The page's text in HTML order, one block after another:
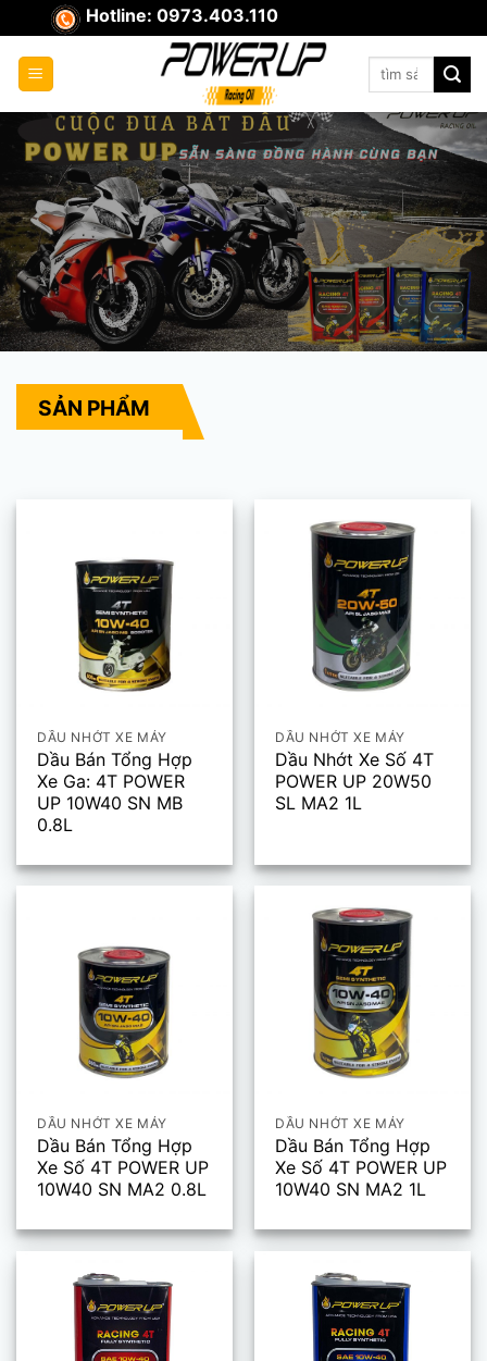
to
content
Hotline: 0973.403.110
Tìm
SẢN PHẨM
DẦU NHỚT XE MÁY
Dầu Bán Tổng Hợp
Xe Ga: 4T POWER
UP 10W40 SN MB
0.8L
DẦU NHỚT XE MÁY
Dầu Nhớt Xe Số 4T
POWER UP 20W50
SL MA2 1L
DẦU NHỚT XE MÁY
Dầu Bán Tổng Hợp
Xe Số 4T POWER UP
10W40 SN MA2 0.8L
DẦU NHỚT XE MÁY
Dầu Bán Tổng Hợp
Xe Số 4T POWER UP
10W40 SN MA2 1L